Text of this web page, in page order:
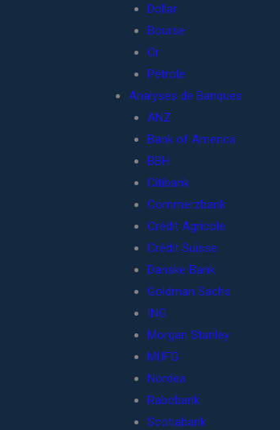
Dollar
Bourse
Or
Pétrole
Analyses de Banques
ANZ
Bank of America
BBH
Citibank
Commerzbank
Crédit Agricole
Crédit Suisse
Danske Bank
Goldman Sachs
ING
Morgan Stanley
MUFG
Nordea
Rabobank
Scotiabank